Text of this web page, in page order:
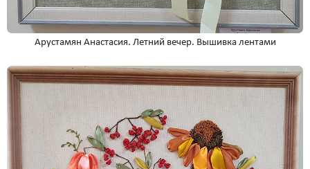
Арустамян Анастасия. Летний вечер. Вышивка лентами